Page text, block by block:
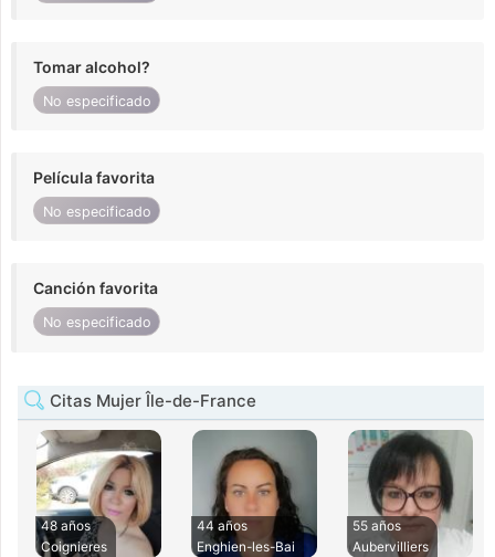
Tomar alcohol?
No especificado
Película favorita
No especificado
Canción favorita
No especificado
Citas Mujer Île-de-France
48 años
Coignieres
44 años
Enghien-les-Bai
55 años
Aubervilliers